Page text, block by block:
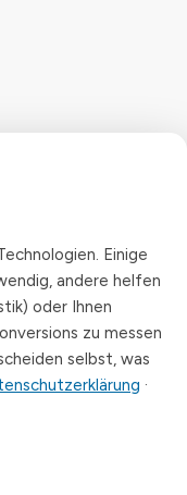
Einige
andere helfen
oder Ihnen
zu messen
selbst, was
·